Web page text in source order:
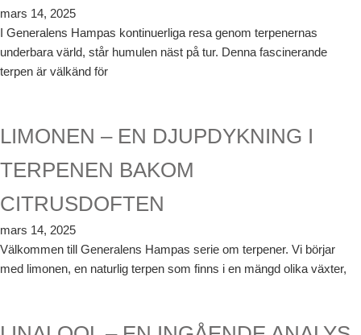
mars 14, 2025
I Generalens Hampas kontinuerliga resa genom terpenernas
underbara värld, står humulen näst på tur. Denna fascinerande
terpen är välkänd för
LIMONEN – EN DJUPDYKNING I
TERPENEN BAKOM
CITRUSDOFTEN
mars 14, 2025
Välkommen till Generalens Hampas serie om terpener. Vi börjar
med limonen, en naturlig terpen som finns i en mängd olika växter,